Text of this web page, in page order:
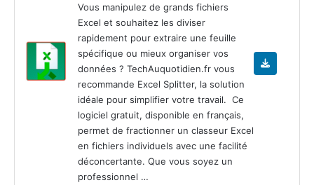
Vous manipulez de grands fichiers
Excel et souhaitez les diviser
rapidement pour extraire une feuille
spécifique ou mieux organiser vos
données ? TechAuquotidien.fr vous
recommande Excel Splitter, la solution
idéale pour simplifier votre travail. Ce
logiciel gratuit, disponible en français,
permet de fractionner un classeur Excel
en fichiers individuels avec une facilité
déconcertante. Que vous soyez un
professionnel …